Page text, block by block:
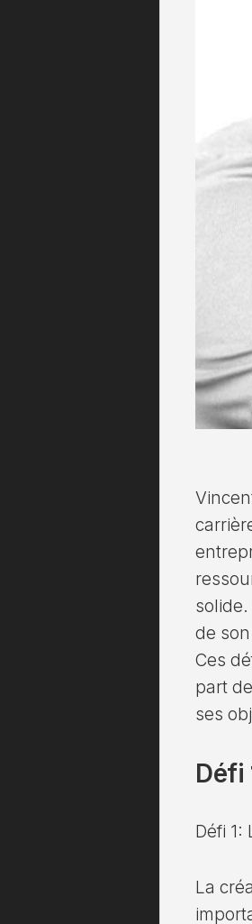
de
Ces
part
ses
Défi
Défi 1:
La